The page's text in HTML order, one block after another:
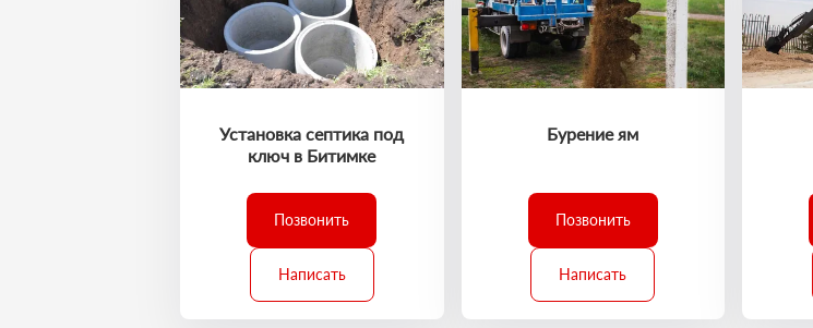
Установка септика под
ключ в Битимке
Позвонить
Написать
Бурение ям
Позвонить
Написать